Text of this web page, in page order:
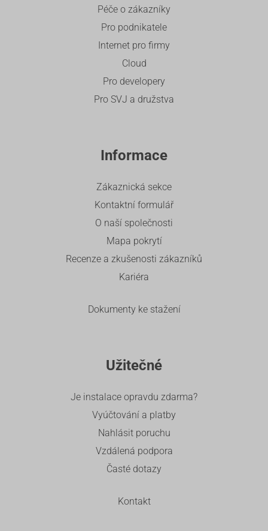
Péče o zákazníky
Pro podnikatele
Internet pro firmy
Cloud
Pro developery
Pro SVJ a družstva
Informace
Zákaznická sekce
Kontaktní formulář
O naší společnosti
Mapa pokrytí
Recenze a zkušenosti zákazníků
Kariéra
Dokumenty ke stažení
Užitečné
Je instalace opravdu zdarma?
Vyúčtování a platby
Nahlásit poruchu
Vzdálená podpora
Časté dotazy
Kontakt